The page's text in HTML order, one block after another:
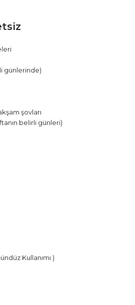
günlerinde)
şovları
belirli günleri)
Kullanımı )